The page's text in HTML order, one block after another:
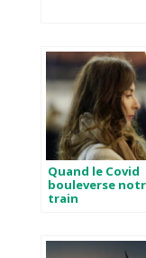
Quand le Covid
bouleverse
train